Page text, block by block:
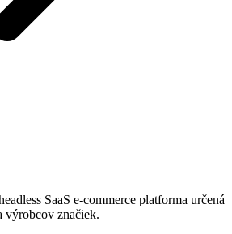
SaaS e-commerce platforma určená
výrobcov značiek.